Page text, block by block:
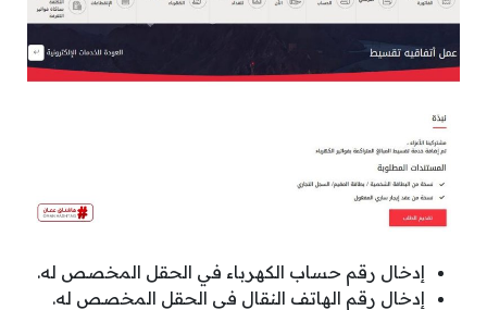
إدخال رقم حساب الكهرباء في الحقل المخصص له.
إدخال رقم الهاتف النقال في الحقل المخصص له.